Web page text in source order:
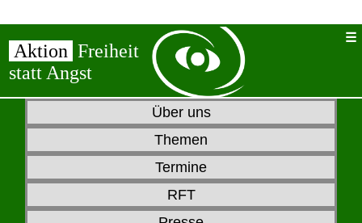
Aktion Freiheit
statt Angst
Über uns
Themen
Termine
RFT